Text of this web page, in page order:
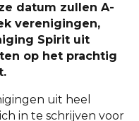
datum zullen A-
verenigingen,
Spirit uit
op het prachtig
uit heel
in te schrijven voor